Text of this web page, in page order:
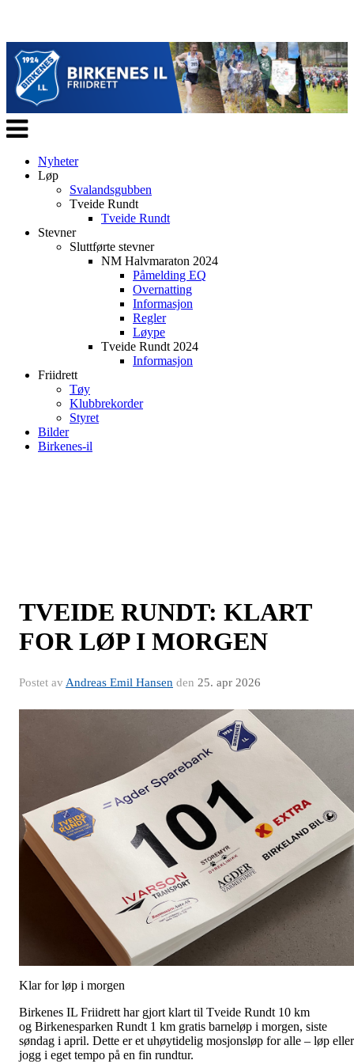
Veksle
navigasjon
Nyheter
Løp
Svalandsgubben
Tveide Rundt
Tveide Rundt
Stevner
Sluttførte stevner
NM Halvmaraton 2024
Påmelding EQ
Overnatting
Informasjon
Regler
Løype
Tveide Rundt 2024
Informasjon
Friidrett
Tøy
Klubbrekorder
Styret
Bilder
Birkenes-il
TVEIDE RUNDT: KLART
FOR LØP I MORGEN
Postet av Andreas Emil Hansen den 25. apr 2026
Klar for løp i morgen
Birkenes IL Friidrett har gjort klart til Tveide Rundt 10 km
og Birkenesparken Rundt 1 km gratis barneløp i morgen, siste
søndag i april. Dette er et uhøytidelig mosjonsløp for alle – løp eller
jogg i eget tempo på en fin rundtur.